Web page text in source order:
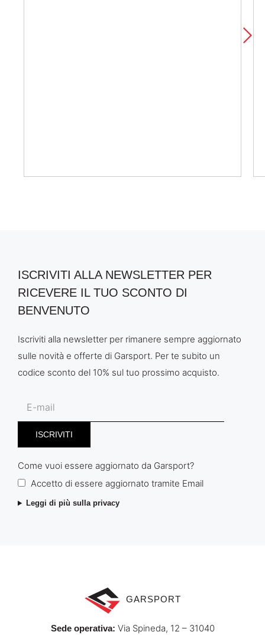
ISCRIVITI ALLA NEWSLETTER PER
RICEVERE IL TUO SCONTO DI
BENVENUTO
Iscriviti alla newsletter per rimanere sempre aggiornato
sulle novità e offerte di Garsport. Per te subito un
codice sconto del 10% sul tuo prossimo acquisto.
Come vuoi essere aggiornato da Garsport?
Accetto di essere aggiornato tramite Email
Leggi di più sulla privacy
GARSPORT
Sede operativa: Via Spineda, 12 – 31040